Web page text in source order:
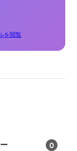
を閲覧
0